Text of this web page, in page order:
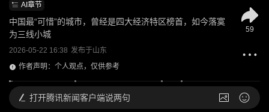
AI章节
中国最“可惜”的城市，曾经是四大经济特区榜首，如今落寞
为三线小城
2026-05-22 16:38 发布于山东
作者声明：个人观点，仅供参考
59
打开腾讯新闻客户端说两句